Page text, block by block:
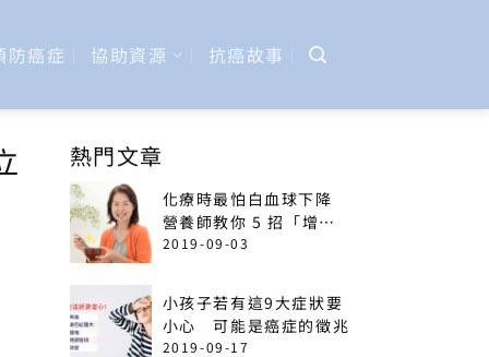
防癌症 協助資源 抗癌故事
熱門文章
化療時最怕白血球下降
營養師教你 5 招「增加
免疫力」菜單
2019-09-03
小孩子若有這9大症狀要
小心 可能是癌症的徵兆
2019-09-17